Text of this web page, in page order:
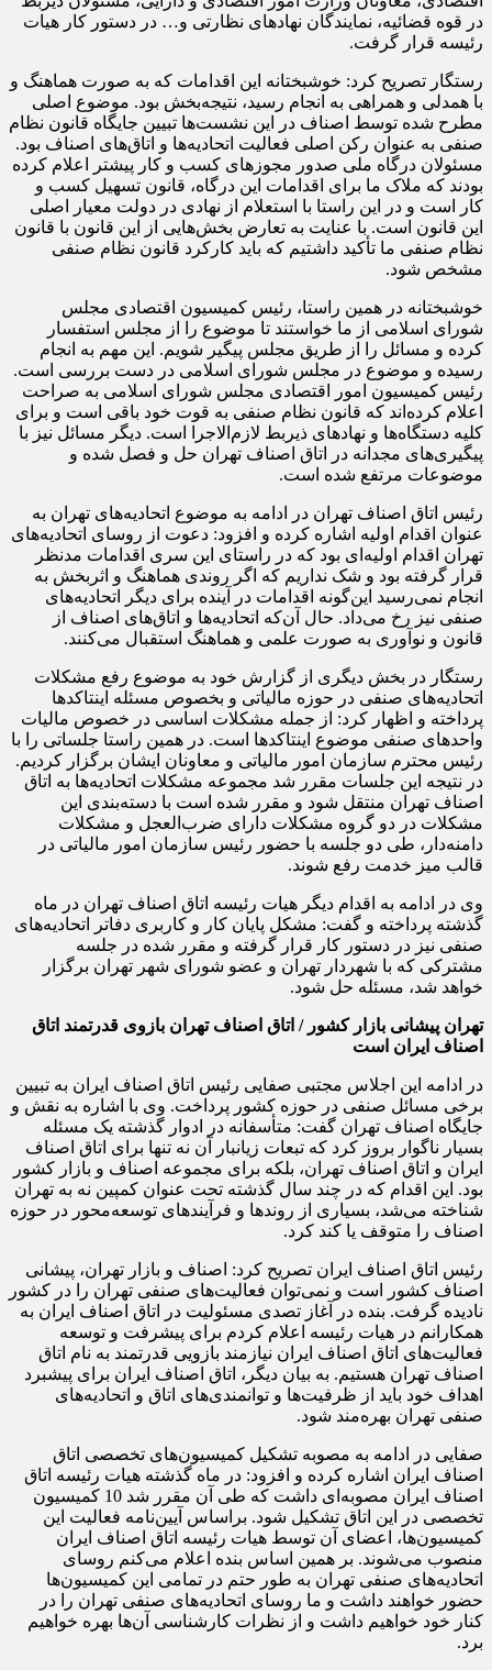
در قوه قضائیه، نمایندگان نهادهای نظارتی و… در دستور کار هیات
رئیسه قرار گرفت.
رستگار تصریح کرد: خوشبختانه این اقدامات که به صورت هماهنگ و
با همدلی و همراهی به انجام رسید، نتیجه‌بخش بود. موضوع اصلی
مطرح شده توسط اصناف در این نشست‌ها تبیین جایگاه قانون نظام
صنفی به عنوان رکن اصلی فعالیت اتحادیه‌ها و اتاق‌های اصناف بود.
مسئولان درگاه ملی صدور مجوزهای کسب و کار پیشتر اعلام کرده
بودند که ملاک ما برای اقدامات این درگاه، قانون تسهیل کسب و
کار است و در این راستا با استعلام از نهادی در دولت معیار اصلی
این قانون است. با عنایت به تعارض بخش‌هایی از این قانون با قانون
نظام صنفی ما تأکید داشتیم که باید کارکرد قانون نظام صنفی
مشخص شود.
خوشبختانه در همین راستا، رئیس کمیسیون اقتصادی مجلس
شورای اسلامی از ما خواستند تا موضوع را از مجلس استفسار
کرده و مسائل را از طریق مجلس پیگیر شویم. این مهم به انجام
رسیده و موضوع در مجلس شورای اسلامی در دست بررسی است.
رئیس کمیسیون امور اقتصادی مجلس شورای اسلامی به صراحت
اعلام کرده‌اند که قانون نظام صنفی به قوت خود باقی است و برای
کلیه دستگاه‌ها و نهادهای ذیربط لازم‌الاجرا است. دیگر مسائل نیز با
پیگیری‌های مجدانه در اتاق اصناف تهران حل و فصل شده و
موضوعات مرتفع شده است.
رئیس اتاق اصناف تهران در ادامه به موضوع اتحادیه‌های تهران به
عنوان اقدام اولیه اشاره کرده و افزود: دعوت از روسای اتحادیه‌های
تهران اقدام اولیه‌ای بود که در راستای این سری اقدامات مدنظر
قرار گرفته بود و شک نداریم که اگر روندی هماهنگ و اثربخش به
انجام نمی‌رسید این‌گونه اقدامات در آینده برای دیگر اتحادیه‌های
صنفی نیز رخ می‌داد. حال آن‌که اتحادیه‌ها و اتاق‌های اصناف از
قانون و نوآوری به صورت علمی و هماهنگ استقبال می‌کنند.
رستگار در بخش دیگری از گزارش خود به موضوع رفع مشکلات
اتحادیه‌های صنفی در حوزه مالیاتی و بخصوص مسئله اینتاکدها
پرداخته و اظهار کرد: از جمله مشکلات اساسی در خصوص مالیات
واحدهای صنفی موضوع اینتاکدها است. در همین راستا جلساتی را با
رئیس محترم سازمان امور مالیاتی و معاونان ایشان برگزار کردیم.
در نتیجه این جلسات مقرر شد مجموعه مشکلات اتحادیه‌ها به اتاق
اصناف تهران منتقل شود و مقرر شده است با دسته‌بندی این
مشکلات در دو گروه مشکلات دارای ضرب‌العجل و مشکلات
دامنه‌دار، طی دو جلسه با حضور رئیس سازمان امور مالیاتی در
قالب میز خدمت رفع شوند.
وی در ادامه به اقدام دیگر هیات رئیسه اتاق اصناف تهران در ماه
گذشته پرداخته و گفت: مشکل پایان کار و کاربری دفاتر اتحادیه‌های
صنفی نیز در دستور کار قرار گرفته و مقرر شده در جلسه
مشترکی که با شهردار تهران و عضو شورای شهر تهران برگزار
خواهد شد، مسئله حل شود.
تهران پیشانی بازار کشور / اتاق اصناف تهران بازوی قدرتمند اتاق
اصناف ایران است
در ادامه این اجلاس مجتبی صفایی رئیس اتاق اصناف ایران به تبیین
برخی مسائل صنفی در حوزه کشور پرداخت. وی با اشاره به نقش و
جایگاه اصناف تهران گفت: متأسفانه در ادوار گذشته یک مسئله
بسیار ناگوار بروز کرد که تبعات زیانبار آن نه تنها برای اتاق اصناف
ایران و اتاق اصناف تهران، بلکه برای مجموعه اصناف و بازار کشور
بود. این اقدام که در چند سال گذشته تحت عنوان کمپین نه به تهران
شناخته می‌شد، بسیاری از روندها و فرآیندهای توسعه‌محور در حوزه
اصناف را متوقف یا کند کرد.
رئیس اتاق اصناف ایران تصریح کرد: اصناف و بازار تهران، پیشانی
اصناف کشور است و نمی‌توان فعالیت‌های صنفی تهران را در کشور
نادیده گرفت. بنده در آغاز تصدی مسئولیت در اتاق اصناف ایران به
همکارانم در هیات رئیسه اعلام کردم برای پیشرفت و توسعه
فعالیت‌های اتاق اصناف ایران نیازمند بازویی قدرتمند به نام اتاق
اصناف تهران هستیم. به بیان دیگر، اتاق اصناف ایران برای پیشبرد
اهداف خود باید از ظرفیت‌ها و توانمندی‌های اتاق و اتحادیه‌های
صنفی تهران بهره‌مند شود.
صفایی در ادامه به مصوبه تشکیل کمیسیون‌های تخصصی اتاق
اصناف ایران اشاره کرده و افزود: در ماه گذشته هیات رئیسه اتاق
اصناف ایران مصوبه‌ای داشت که طی آن مقرر شد 10 کمیسیون
تخصصی در این اتاق تشکیل شود. براساس آیین‌نامه فعالیت این
کمیسیون‌ها، اعضای آن توسط هیات رئیسه اتاق اصناف ایران
منصوب می‌شوند. بر همین اساس بنده اعلام می‌کنم روسای
اتحادیه‌های صنفی تهران به طور حتم در تمامی این کمیسیون‌ها
حضور خواهند داشت و ما روسای اتحادیه‌های صنفی تهران را در
کنار خود خواهیم داشت و از نظرات کارشناسی آن‌ها بهره خواهیم
برد.